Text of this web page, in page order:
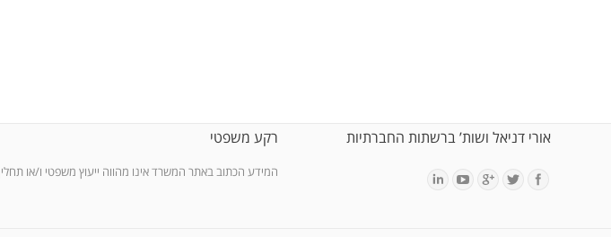
אורי דניאל ושות’ ברשתות החברתיות
Find us on:
רקע משפטי
המידע הכתוב באתר המשרד אינו מהווה ייעוץ משפטי ו/או